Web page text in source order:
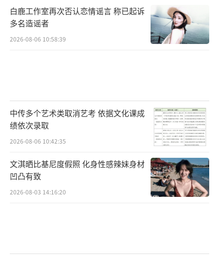
白鹿工作室再次否认恋情谣言 称已起诉
多名造谣者
2026-08-06 10:58:39
中传多个艺术类取消艺考 依据文化课成
绩依次录取
2026-08-06 10:42:35
文淇晒比基尼度假照 化身性感辣妹身材
凹凸有致
2026-08-03 14:16:20